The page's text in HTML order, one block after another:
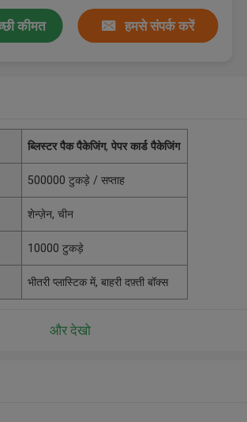
कीमत हमसे संपर्क करें
ब्लिस्टर पैक पैकेजिंग,पेपर कार्ड पैकेजिंग
500000 टुकड़े / सप्ताह
शेन्ज़ेन, चीन
10000 टुकड़े
भीतरी प्लास्टिक में, बाहरी दफ़्ती बॉक्स
और देखो